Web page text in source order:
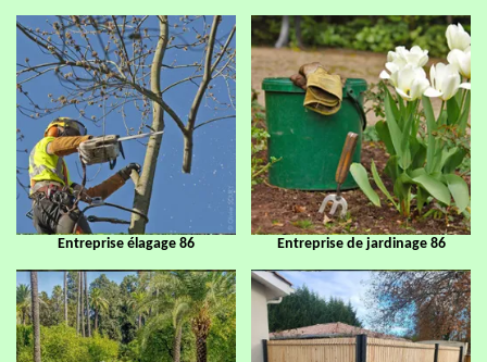
Entreprise élagage 86 Entreprise de jardinage 86